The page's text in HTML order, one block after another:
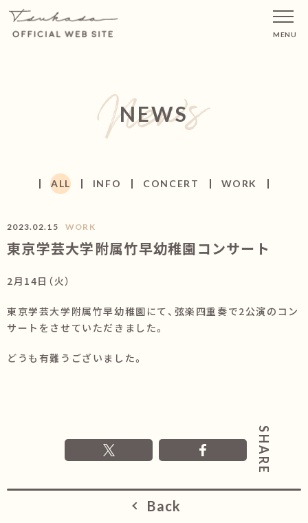
MENU
NEWS
ALL INFO CONCERT WORK
2023.02.15 WORK
東京学芸大学附属竹早幼稚園コンサート
2月14日（火）
東京学芸大学附属竹早幼稚園にて、弦楽四重奏で2公演のコン
サートをさせていただきました。
どうも有難うございました。
Back